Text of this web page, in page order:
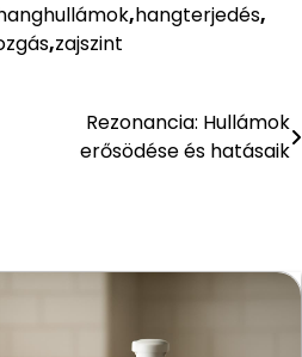
,hangterjedés,
,zajszint
Rezonancia: Hullámok
erősödése és hatásaik